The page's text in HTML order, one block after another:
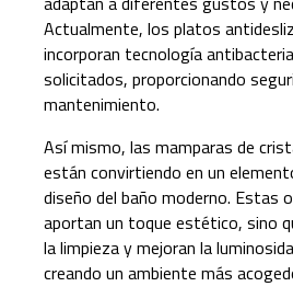
Actualmente, los platos
incorporan tecnología
solicitados, proporcionando
mantenimiento.
Así mismo, las mamparas de
están convirtiendo en un
diseño del baño moderno. Estas
aportan un toque estético, sino
la limpieza y mejoran la
creando un ambiente más